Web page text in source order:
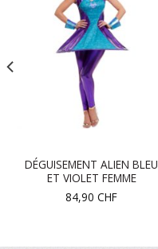
DÉGUISEMENT ALIEN BLEU
ET VIOLET FEMME
84,90 CHF